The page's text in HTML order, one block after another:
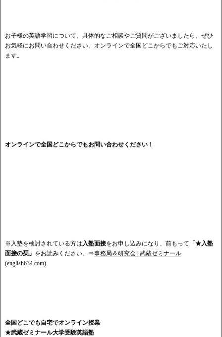
お子様の英語学習について、具体的なご相談やご質問がございましたら、ぜひ
お気軽にお問い合わせください。オンラインで全国どこからでもご対応いたし
ます。
オンラインで全国どこからでもお問い合わせください！
※入塾を検討されている方は 入塾面接をお申し込みになり、前もって 「★入塾
面接の栞」 をお読みください。⇒事務局＆研究会 | 武蔵ゼミナール
(english634.com)
全国どこでも自宅でオンライン授業
★武蔵ゼミナール大学受験英語塾